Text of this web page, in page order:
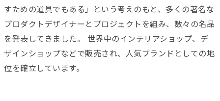
すための道具でもある」という考えのもと、多くの著名な
プロダクトデザイナーとプロジェクトを組み、数々の名品
を発表してきました。 世界中のインテリアショップ、デ
ザインショップなどで販売され、人気ブランドとしての地
位を確立しています。